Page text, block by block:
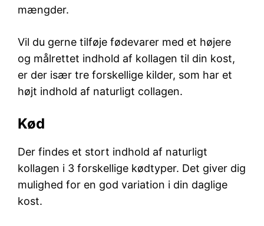
mængder.
Vil du gerne tilføje fødevarer med et højere
og målrettet indhold af kollagen til din kost,
er der især tre forskellige kilder, som har et
højt indhold af naturligt collagen.
Kød
Der findes et stort indhold af naturligt
kollagen i 3 forskellige kødtyper. Det giver dig
mulighed for en god variation i din daglige
kost.